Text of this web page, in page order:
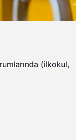
(ilkokul,